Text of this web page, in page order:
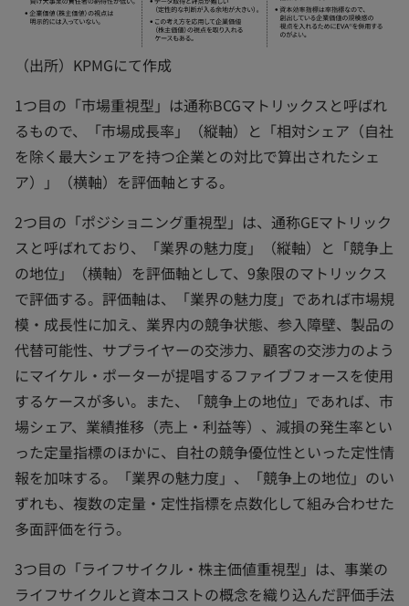
（出所）KPMGにて作成
1つ目の「市場重視型」は通称BCGマトリックスと呼ばれ
るもので、「市場成長率」（縦軸）と「相対シェア（自社
を除く最大シェアを持つ企業との対比で算出されたシェ
ア）」（横軸）を評価軸とする。
2つ目の「ポジショニング重視型」は、通称GEマトリック
スと呼ばれており、「業界の魅力度」（縦軸）と「競争上
の地位」（横軸）を評価軸として、9象限のマトリックス
で評価する。評価軸は、「業界の魅力度」であれば市場規
模・成長性に加え、業界内の競争状態、参入障壁、製品の
代替可能性、サプライヤーの交渉力、顧客の交渉力のよう
にマイケル・ポーターが提唱するファイブフォースを使用
するケースが多い。また、「競争上の地位」であれば、市
場シェア、業績推移（売上・利益等）、減損の発生率とい
った定量指標のほかに、自社の競争優位性といった定性情
報を加味する。「業界の魅力度」、「競争上の地位」のい
ずれも、複数の定量・定性指標を点数化して組み合わせた
多面評価を行う。
3つ目の「ライフサイクル・株主価値重視型」は、事業の
ライフサイクルと資本コストの概念を織り込んだ評価手法